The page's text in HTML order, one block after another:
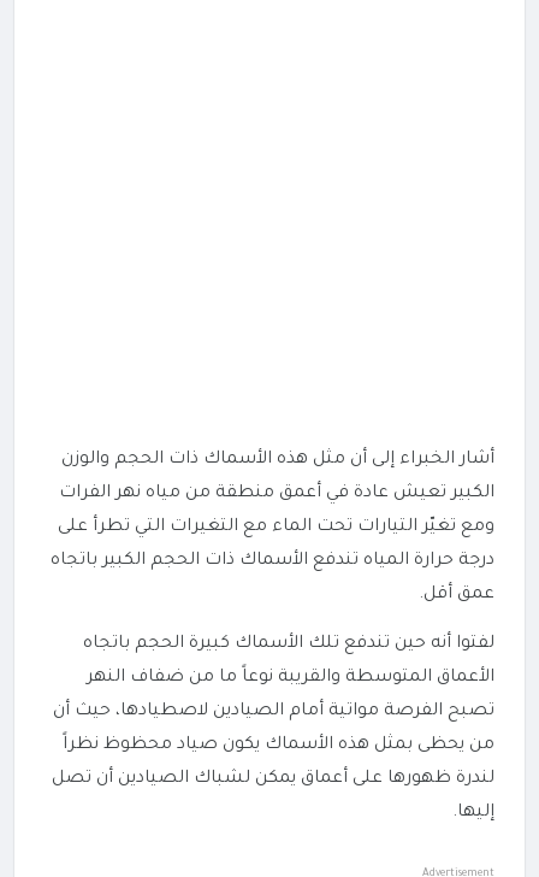
أشار الخبراء إلى أن مثل هذه الأسماك ذات الحجم والوزن
الكبير تعيش عادة في أعمق منطقة من مياه نهر الفرات
ومع تغيّر التيارات تحت الماء مع التغيرات التي تطرأ على
درجة حرارة المياه تندفع الأسماك ذات الحجم الكبير باتجاه
عمق أقل.
لفتوا أنه حين تندفع تلك الأسماك كبيرة الحجم باتجاه
الأعماق المتوسطة والقريبة نوعاً ما من ضفاف النهر
تصبح الفرصة مواتية أمام الصيادين لاصطيادها، حيث أن
من يحظى بمثل هذه الأسماك يكون صياد محظوظ نظراً
لندرة ظهورها على أعماق يمكن لشباك الصيادين أن تصل
إليها.
Advertisement